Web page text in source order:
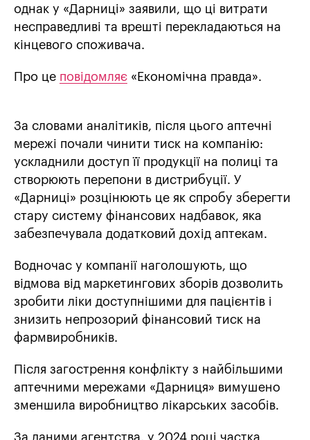
однак у «Дарниці» заявили, що ці витрати
несправедливі та врешті перекладаються на
кінцевого споживача.
Про це повідомляє «Економічна правда».
За словами аналітиків, після цього аптечні
мережі почали чинити тиск на компанію:
ускладнили доступ її продукції на полиці та
створюють перепони в дистрибуції. У
«Дарниці» розцінюють це як спробу зберегти
стару систему фінансових надбавок, яка
забезпечувала додатковий дохід аптекам.
Водночас у компанії наголошують, що
відмова від маркетингових зборів дозволить
зробити ліки доступнішими для пацієнтів і
знизить непрозорий фінансовий тиск на
фармвиробників.
Після загострення конфлікту з найбільшими
аптечними мережами «Дарниця» вимушено
зменшила виробництво лікарських засобів.
За даними агентства, у 2024 році частка